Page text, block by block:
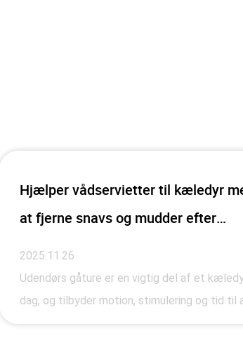
Hjælper vådservietter til kæledyr
at fjerne snavs og mudder efter
2025.11.26
Udendørs gåture er en vigtig del af et
dag, og tilbyder motion, stimulering og tid til